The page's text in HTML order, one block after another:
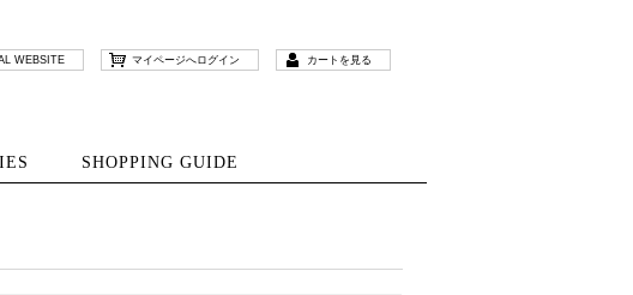
WEBSITE マイページへログイン カートを見る
SHOPPING GUIDE